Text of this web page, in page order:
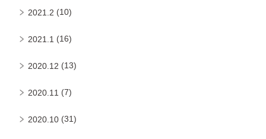
2021.2 (10)
2021.1 (16)
2020.12 (13)
2020.11 (7)
2020.10 (31)